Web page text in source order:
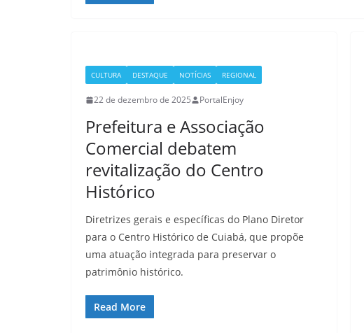
CULTURA DESTAQUE NOTÍCIAS REGIONAL
22 de dezembro de 2025 PortalEnjoy
Prefeitura e Associação
Comercial debatem
revitalização do Centro
Histórico
Diretrizes gerais e específicas do Plano Diretor
para o Centro Histórico de Cuiabá, que propõe
uma atuação integrada para preservar o
patrimônio histórico.
Read More